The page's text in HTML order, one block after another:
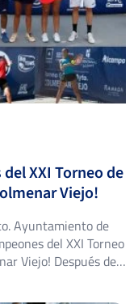
XXI Torneo de
Viejo!
Ayuntamiento de
del XXI Torneo
Viejo! Después de